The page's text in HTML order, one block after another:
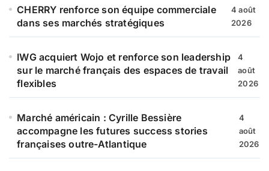
CHERRY renforce son équipe commerciale
dans ses marchés stratégiques
4 août
2026
IWG acquiert Wojo et renforce son leadership
sur le marché français des espaces de travail
flexibles
4
août
2026
Marché américain : Cyrille Bessière
accompagne les futures success stories
françaises outre-Atlantique
4
août
2026